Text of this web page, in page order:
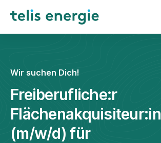
Wir suchen Dich!
Freiberufliche:r
Flächenakquisiteur:in
(m/w/d) für